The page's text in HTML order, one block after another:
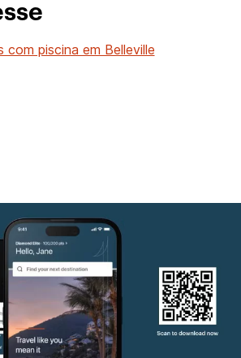
com piscina em Belleville